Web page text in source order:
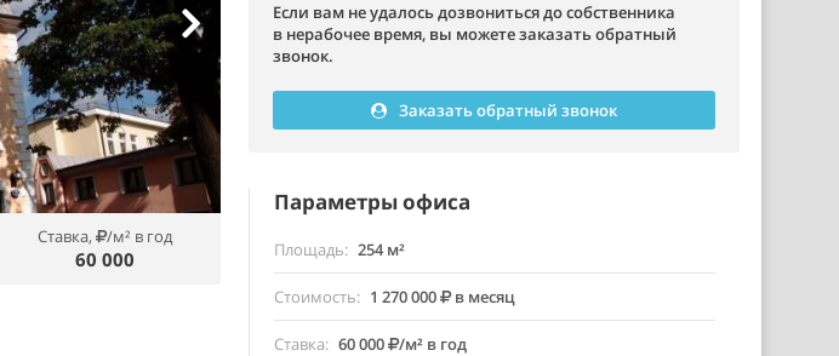
Ставка, /м² в год
60 000
Если вам не удалось дозвониться до собственника
в нерабочее время, вы можете заказать обратный
звонок.
Заказать обратный звонок
Параметры офиса
Площадь 254 м²
Стоимость 1 270 000 в месяц
Ставка 60 000 /м² в год